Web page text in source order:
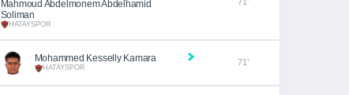
Mahmoud Abdelmonem Abdelhamid
Soliman
HATAYSPOR
Mohammed Kesselly Kamara
HATAYSPOR
71’